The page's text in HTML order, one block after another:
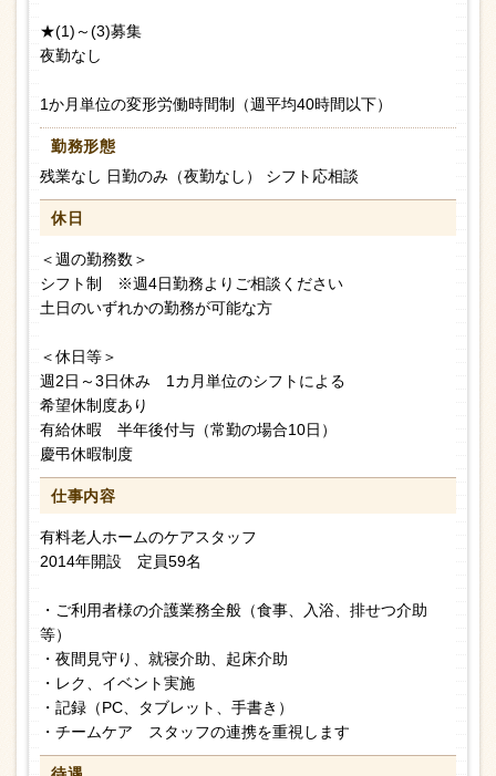
★(1)～(3)募集
夜勤なし
1か月単位の変形労働時間制（週平均40時間以下）
勤務形態
残業なし 日勤のみ（夜勤なし） シフト応相談
休日
＜週の勤務数＞
シフト制 ※週4日勤務よりご相談ください
土日のいずれかの勤務が可能な方
＜休日等＞
週2日～3日休み 1カ月単位のシフトによる
希望休制度あり
有給休暇 半年後付与（常勤の場合10日）
慶弔休暇制度
仕事内容
有料老人ホームのケアスタッフ
2014年開設 定員59名
・ご利用者様の介護業務全般（食事、入浴、排せつ介助
等）
・夜間見守り、就寝介助、起床介助
・レク、イベント実施
・記録（PC、タブレット、手書き）
・チームケア スタッフの連携を重視します